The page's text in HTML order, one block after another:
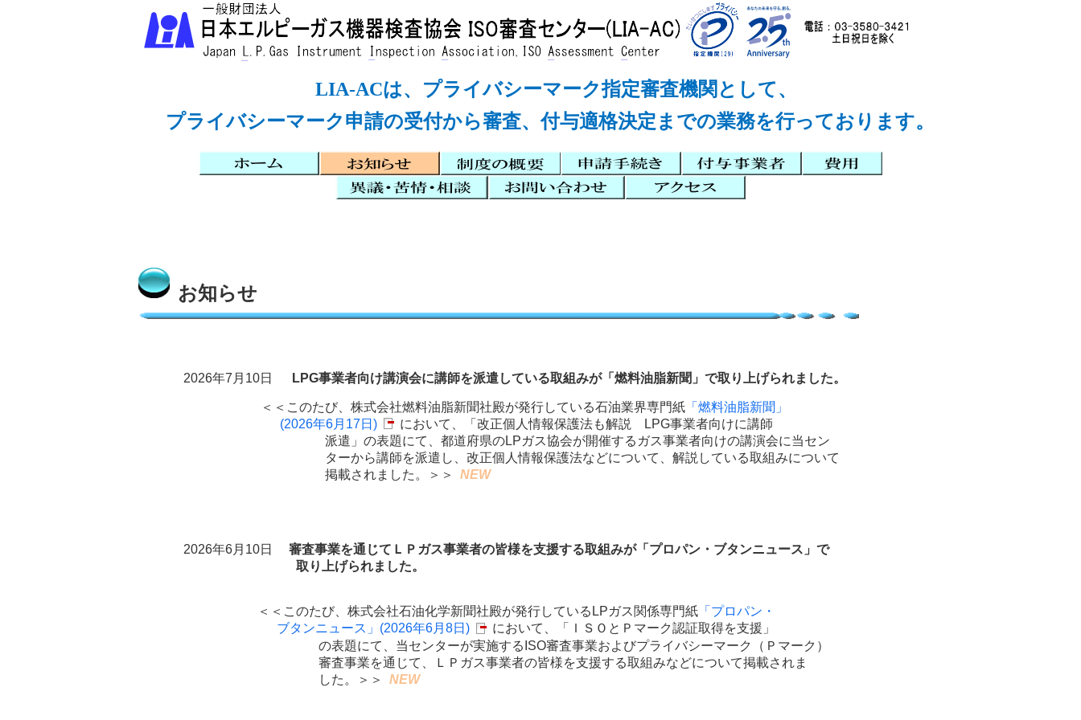
LIA-ACは、プライバシーマーク指定審査機関として、
プライバシーマーク申請の受付から審査、付与適格決定までの業務を行っております。
お知らせ
2026年7月10日 LPG事業者向け講演会に講師を派遣している取組みが「燃料油脂新聞」で取り上げられました。
＜＜このたび、株式会社燃料油脂新聞社殿が発行している石油業界専門紙 「燃料油脂新聞」
(2026年6月17日)
において、「改正個人情報保護法も解説 LPG事業者向けに講師
派遣」の表題にて、都道府県のLPガス協会が開催するガス事業者向けの講演会に当セン
ターから講師を派遣し、改正個人情報保護法などについて、解説している取組みについて
掲載されま した 。＞＞ NEW
2026年6月10日
審査事業を通じてＬＰガス事業者の皆様を支援する取組みが「プロパン・ブタンニュース」で
取り上げられました。
＜＜このたび、株式会社石油化学新聞社殿が発行しているLPガス関係専門紙 「プロパン・
ブタンニュース」(2026年6月8日)
において、「ＩＳＯとＰマーク認証取得を支援」
の表題にて、当センターが実施するISO審査事業およびプライバシーマーク （Ｐ マーク）
審査事業を通じて、ＬＰガス事業者の皆様を支援する取組みなどについて掲載されま
した 。＞＞ NEW